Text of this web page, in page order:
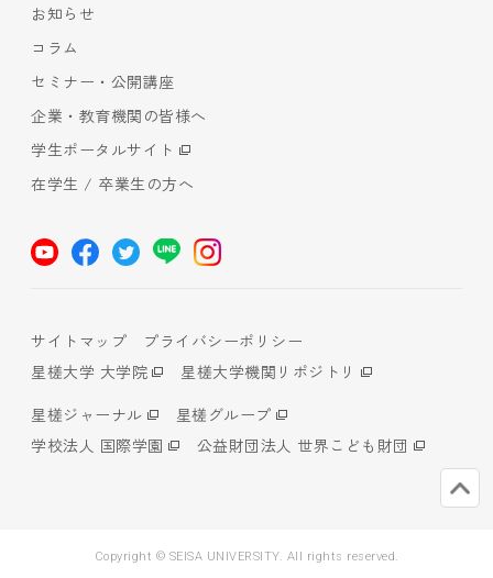
お知らせ
コラム
セミナー・公開講座
企業・教育機関の皆様へ
学生ポータルサイト
在学生 / 卒業生の方へ
サイトマップ
プライバシーポリシー
星槎大学 大学院
星槎大学機関リポジトリ
星槎ジャーナル
星槎グループ
学校法人 国際学園
公益財団法人 世界こども財団
Copyright © SEISA UNIVERSITY. All rights reserved.